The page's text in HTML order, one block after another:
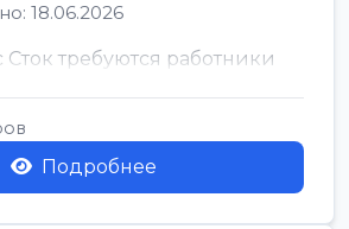
18.06.2026
требуются работники
Подробнее